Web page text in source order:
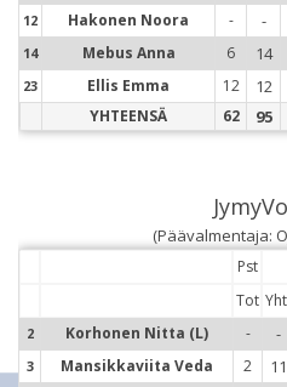
12 Hakonen Noora - -
14 Mebus Anna 6 14
23 Ellis Emma 12 12
YHTEENSÄ
62 95
(Päävalmentaja:
Pst
Tot
2 Korhonen Nitta (L) - -
3 Mansikkaviita Veda 2 11